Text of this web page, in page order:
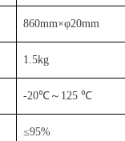
860mm×φ20mm
1.5kg
-20℃～125 ℃
≤95%